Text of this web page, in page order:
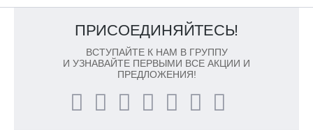
ПРИСОЕДИНЯЙТЕСЬ!
ВСТУПАЙТЕ К НАМ В ГРУППУ
И УЗНАВАЙТЕ ПЕРВЫМИ ВСЕ АКЦИИ И
ПРЕДЛОЖЕНИЯ!